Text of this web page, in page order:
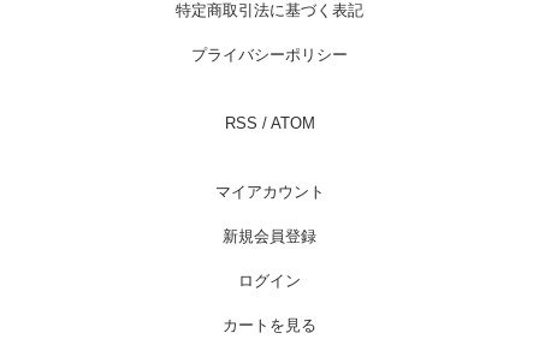
特定商取引法に基づく表記
プライバシーポリシー
RSS / ATOM
マイアカウント
新規会員登録
ログイン
カートを見る